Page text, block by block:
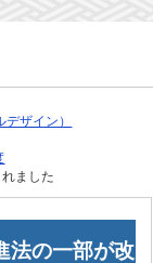
ザイン）
ました
法の一部が改